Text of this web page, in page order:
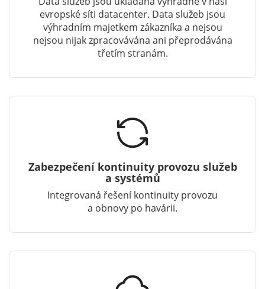
evropské síti datacenter. Data služeb jsou
výhradním majetkem zákazníka a nejsou
nejsou nijak zpracovávána ani přeprodávána
třetím stranám.
Zabezpečení kontinuity provozu služeb
a systémů
Integrovaná řešení kontinuity provozu
a obnovy po havárii.